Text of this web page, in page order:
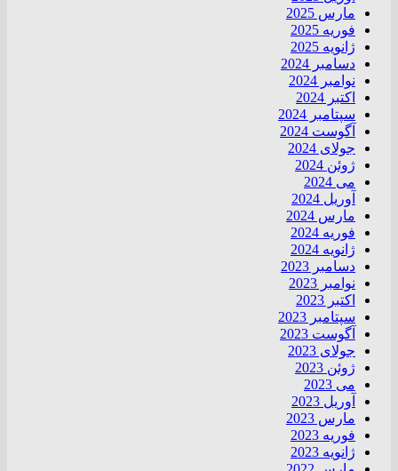
مارس 2025
فوریه 2025
ژانویه 2025
دسامبر 2024
نوامبر 2024
اکتبر 2024
سپتامبر 2024
آگوست 2024
جولای 2024
ژوئن 2024
می 2024
آوریل 2024
مارس 2024
فوریه 2024
ژانویه 2024
دسامبر 2023
نوامبر 2023
اکتبر 2023
سپتامبر 2023
آگوست 2023
جولای 2023
ژوئن 2023
می 2023
آوریل 2023
مارس 2023
فوریه 2023
ژانویه 2023